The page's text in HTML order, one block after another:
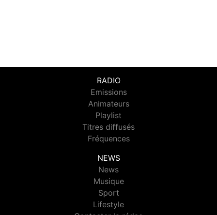
RADIO
Emissions
Animateurs
Playlist
Titres diffusés
Fréquences
NEWS
News
Musique
Sport
Lifestyle